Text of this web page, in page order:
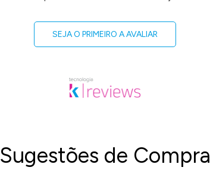
SEJA O PRIMEIRO A AVALIAR
Sugestões de Compra